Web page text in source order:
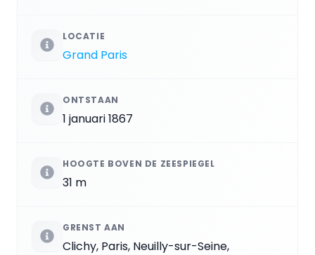
LOCATIE
Grand Paris
ONTSTAAN
1 januari 1867
HOOGTE BOVEN DE ZEESPIEGEL
31 m
GRENST AAN
Clichy, Paris, Neuilly-sur-Seine,